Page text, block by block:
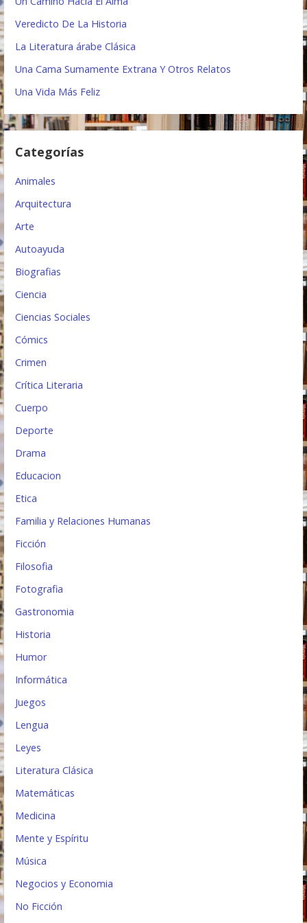
ó
n
d
n
d
a
Veredicto De La Historia
La Literatura árabe Clásica
Una Cama Sumamente Extrana Y Otros Relatos
Una Vida Más Feliz
Categorías
Animales
Arquitectura
Arte
Autoayuda
Biografias
Ciencia
Ciencias Sociales
Cómics
Crimen
Crítica Literaria
Cuerpo
Deporte
Drama
Educacion
Etica
Familia y Relaciones Humanas
Ficción
Filosofia
Fotografia
Gastronomia
Historia
Humor
Informática
Juegos
Lengua
Leyes
Literatura Clásica
Matemáticas
Medicina
Mente y Espíritu
Música
Negocios y Economia
No Ficción